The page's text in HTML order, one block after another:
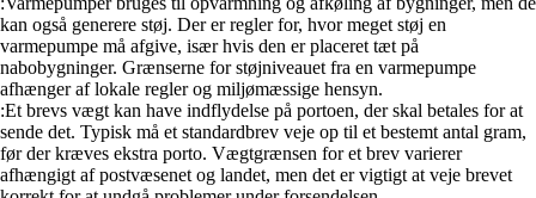
kan også generere støj. Der er regler for, hvor meget støj en
varmepumpe må afgive, især hvis den er placeret tæt på
nabobygninger. Grænserne for støjniveauet fra en varmepumpe
afhænger af lokale regler og miljømæssige hensyn.
:Et brevs vægt kan have indflydelse på portoen, der skal betales for at
sende det. Typisk må et standardbrev veje op til et bestemt antal gram,
før der kræves ekstra porto. Vægtgrænsen for et brev varierer
afhængigt af postvæsenet og landet, men det er vigtigt at veje brevet